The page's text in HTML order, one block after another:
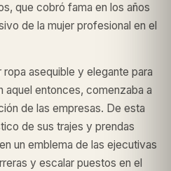
que cobró fama en los años
de la mujer profesional en el
asequible y elegante para
aquel entonces, comenzaba a
de las empresas. De esta
de sus trajes y prendas
un emblema de las ejecutivas
y escalar puestos en el